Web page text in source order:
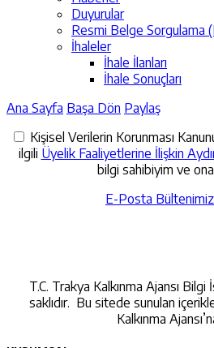
Duyurular
Resmi Belge Sorgulama
İhaleler
İhale İlanları
İhale Sonuçları
Ana Sayfa Başa Dön Paylaş
Kişisel Verilerin Korunması
ilgili Üyelik Faaliyetlerine İlişkin
bilgi sahibiyim ve
E-Posta
T.C. Trakya Kalkınma Ajansı
saklıdır. Bu sitede sunulan
Kalkınma